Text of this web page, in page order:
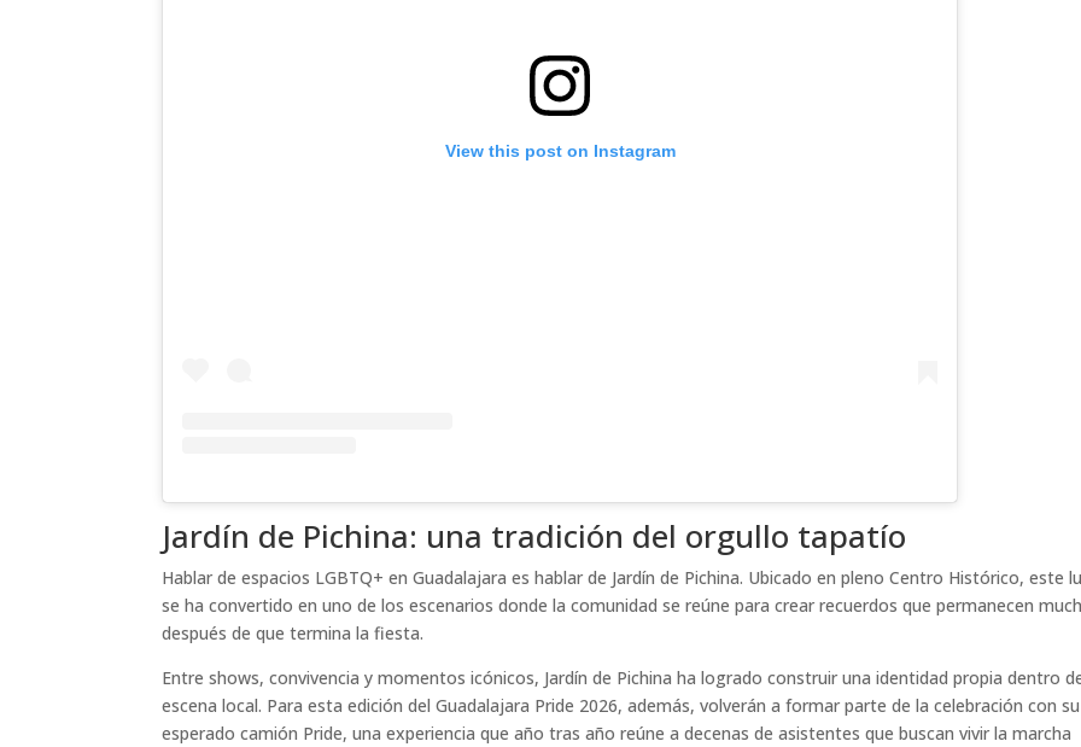
View this post on Instagram
Jardín de Pichina: una tradición del orgullo tapatío
Hablar de espacios LGBTQ+ en Guadalajara es hablar de Jardín de Pichina. Ubicado en pleno Centro Histórico, este
se ha convertido en uno de los escenarios donde la comunidad se reúne para crear recuerdos que permanecen
después de que termina la fiesta.
Entre shows, convivencia y momentos icónicos, Jardín de Pichina ha logrado construir una identidad propia dentro
escena local. Para esta edición del Guadalajara Pride 2026, además, volverán a formar parte de la celebración con
esperado camión Pride, una experiencia que año tras año reúne a decenas de asistentes que buscan vivir la marcha